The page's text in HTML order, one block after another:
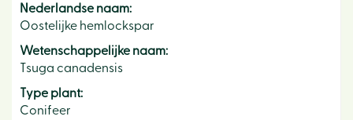
Nederlandse naam:
Oostelijke hemlockspar
Wetenschappelijke naam:
Tsuga canadensis
Type plant:
Conifeer